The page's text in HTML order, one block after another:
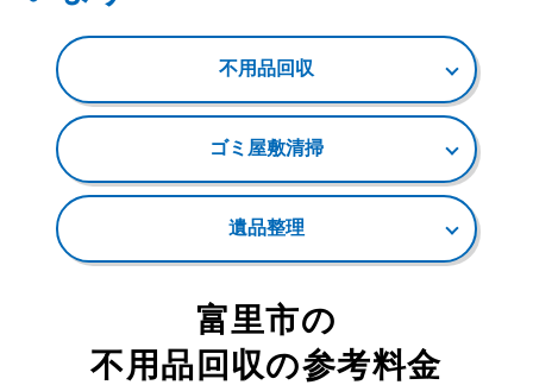
不用品回収
ゴミ屋敷清掃
遺品整理
富里市の
不用品回収の参考料金